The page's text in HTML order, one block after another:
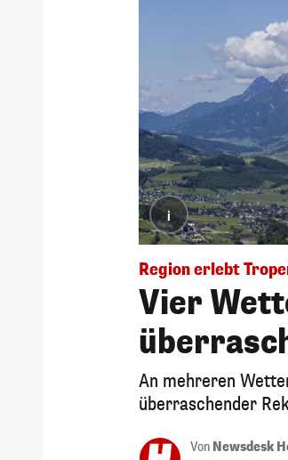
i
Region erlebt
Vier
An mehreren
überraschender
Von Newsdesk